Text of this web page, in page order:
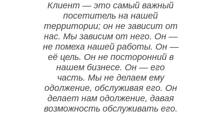
Клиент — это самый важный
посетитель на нашей
территории; он не зависит от
нас. Мы зависим от него. Он —
не помеха нашей работы. Он —
её цель. Он не посторонний в
нашем бизнесе. Он — его
часть. Мы не делаем ему
одолжение, обслуживая его. Он
делает нам одолжение, давая
возможность обслуживать его.